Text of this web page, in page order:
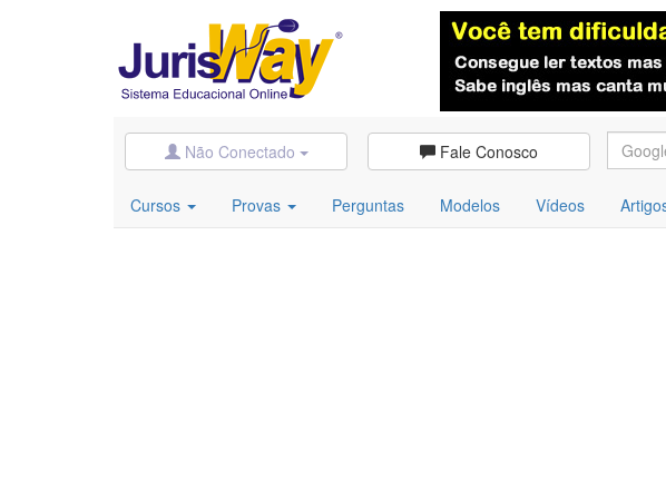
Não Conectado Fale Conosco
Cursos Provas Perguntas Modelos Vídeos